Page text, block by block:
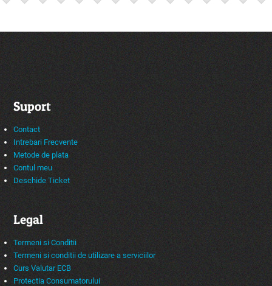
Suport
Contact
Intrebari Frecvente
Metode de plata
Contul meu
Deschide Ticket
Legal
Termeni si Conditii
Termeni si conditii de utilizare a serviciilor
Curs Valutar ECB
Protectia Consumatorului